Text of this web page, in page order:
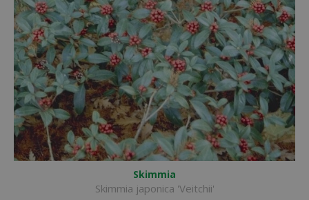
Skimmia
Skimmia japonica 'Veitchii'